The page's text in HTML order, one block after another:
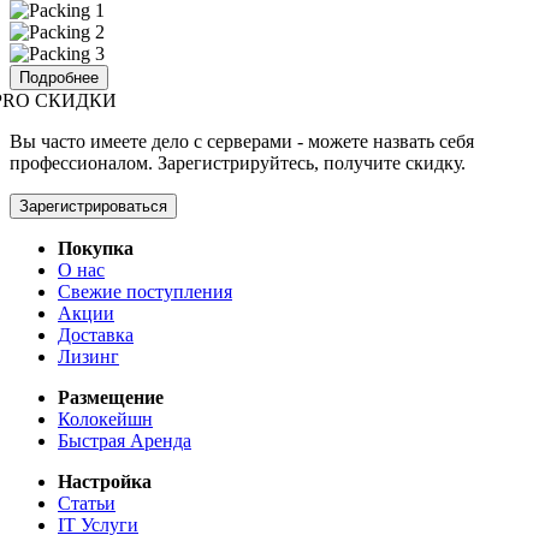
Подробнее
СКИДКИ
Вы часто имеете дело с серверами - можете назвать себя
профессионалом. Зарегистрируйтесь, получите скидку.
Зарегистрироваться
Покупка
О нас
Свежие поступления
Акции
Доставка
Лизинг
Размещение
Колокейшн
Быстрая Аренда
Настройка
Статьи
IT Услуги